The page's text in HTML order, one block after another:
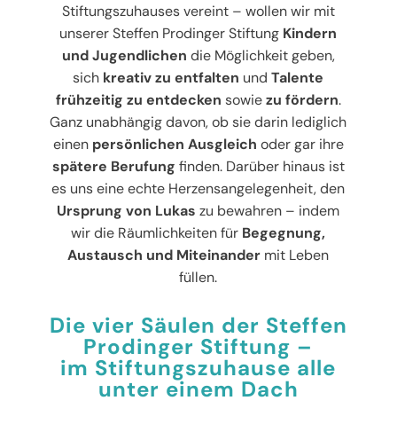
Stiftungszuhauses vereint – wollen wir mit
unserer Steffen Prodinger Stiftung Kindern
und Jugendlichen die Möglichkeit geben,
sich kreativ zu entfalten undTalente
frühzeitig zu entdecken sowiezu fördern.
Ganz unabhängig davon, ob sie darin lediglich
einen persönlichen Ausgleich oder gar ihre
spätere Berufung finden. Darüber hinaus ist
es uns eine echte Herzensangelegenheit, den
Ursprung von Lukas zu bewahren – indem
wir die Räumlichkeiten für Begegnung,
Austausch und Miteinander mit Leben
füllen.
Die vier Säulen der Steffen
Prodinger Stiftung –
im Stiftungszuhause alle
unter einem Dach